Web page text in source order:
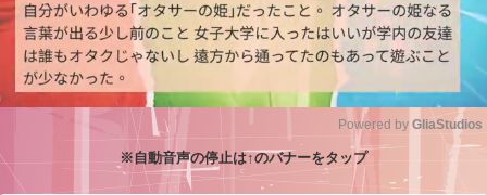
Powered by GliaStudios
※自動音声の停止は↑のバナーをタップ